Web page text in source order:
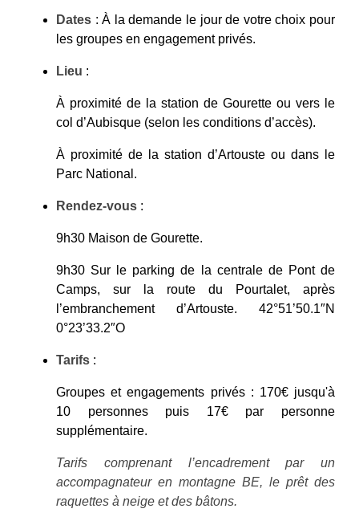
Dates : À la demande le jour de votre choix pour
les groupes en engagement privés.
Lieu :
À proximité de la station de Gourette ou vers le
col d’Aubisque (selon les conditions d’accès).
À proximité de la station d’Artouste ou dans le
Parc National.
Rendez-vous :
9h30 Maison de Gourette.
9h30 Sur le parking de la centrale de Pont de
Camps, sur la route du Pourtalet, après
l’embranchement d’Artouste. 42°51’50.1″N
0°23’33.2″O
Tarifs :
Groupes et engagements privés : 170€ jusqu'à
10 personnes puis 17€ par personne
supplémentaire.
Tarifs comprenant l’encadrement par un
accompagnateur en montagne BE, le prêt des
raquettes à neige et des bâtons.